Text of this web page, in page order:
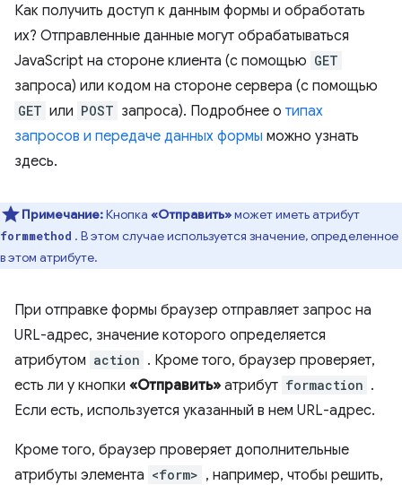
Как получить доступ к данным формы и обработать
их? Отправленные данные могут обрабатываться
JavaScript на стороне клиента (с помощью GET
запроса) или кодом на стороне сервера (с помощью
GET или POST запроса). Подробнее о типах
запросов и передаче данных формы можно узнать
здесь.
Примечание:Кнопка «Отправить»может иметь атрибут
formmethod . В этом случае используется значение, определенное
в этом атрибуте.
При отправке формы браузер отправляет запрос на
URL-адрес, значение которого определяется
атрибутом action . Кроме того, браузер проверяет,
есть ли у кнопки «Отправить» атрибут formaction .
Если есть, используется указанный в нем URL-адрес.
Кроме того, браузер проверяет дополнительные
атрибуты элемента <form> , например, чтобы решить,